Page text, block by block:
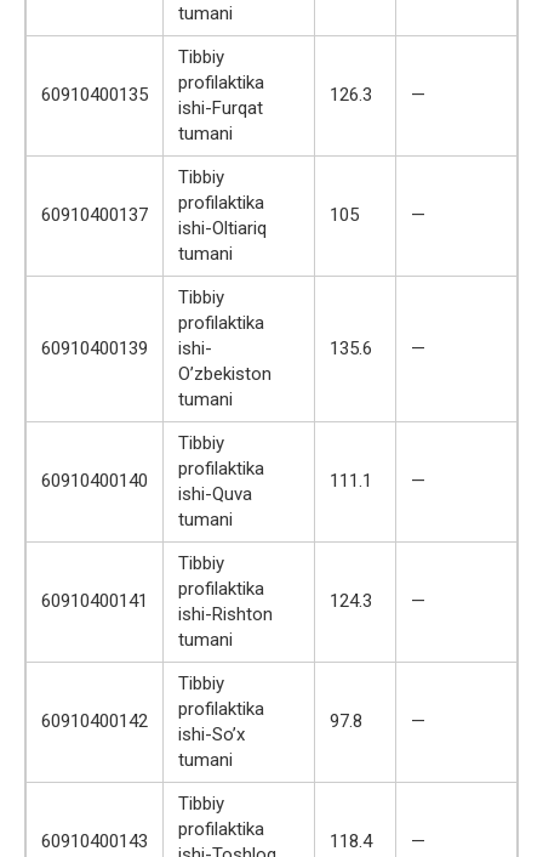
tumani
60910400135
Tibbiy
profilaktika
ishi-Furqat
tumani
126.3 —
60910400137
Tibbiy
profilaktika
ishi-Oltiariq
tumani
105 —
60910400139
Tibbiy
profilaktika
ishi-
O’zbekiston
tumani
135.6 —
60910400140
Tibbiy
profilaktika
ishi-Quva
tumani
111.1 —
60910400141
Tibbiy
profilaktika
ishi-Rishton
tumani
124.3 —
60910400142
Tibbiy
profilaktika
ishi-So’x
tumani
97.8 —
60910400143
Tibbiy
profilaktika
118.4 —